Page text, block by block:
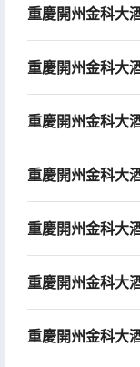
重慶開州金科大
重慶開州金科大
重慶開州金科大
重慶開州金科大
重慶開州金科大
重慶開州金科大
重慶開州金科大